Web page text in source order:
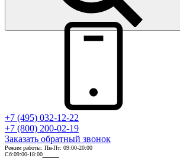
+7 (495) 032-12-22
+7 (800) 200-02-19
Заказать обратный звонок
Режим работы: Пн-Пт: 09:00-20:00
Сб:09:00-18:00